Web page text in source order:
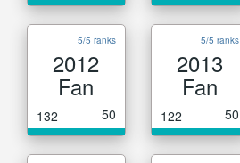
5/5 ranks
2012
Fan
132 50
5/5 ranks
2013
Fan
122 50